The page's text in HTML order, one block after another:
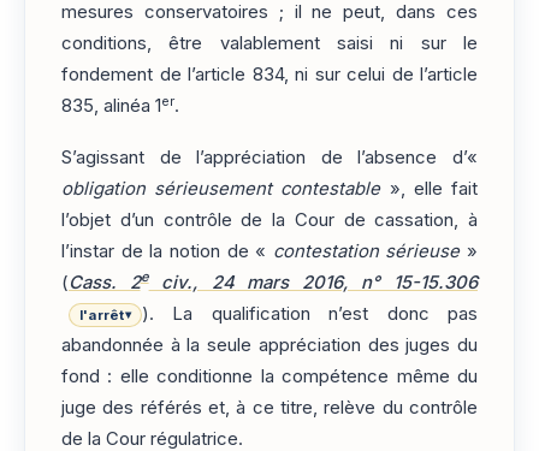
mesures conservatoires ; il ne peut, dans ces
conditions, être valablement saisi ni sur le
fondement de l’article 834, ni sur celui de l’article
835, alinéa 1 er.
S’agissant de l’appréciation de l’absence d’«
obligation sérieusement contestable», elle fait
l’objet d’un contrôle de la Cour de cassation, à
l’instar de la notion de « contestation sérieuse»
(Cass. 2eciv., 24 mars 2016, n° 15-15.306
l'arrêt▾
). La qualification n’est donc pas
abandonnée à la seule appréciation des juges du
fond : elle conditionne la compétence même du
juge des référés et, à ce titre, relève du contrôle
de la Cour régulatrice.